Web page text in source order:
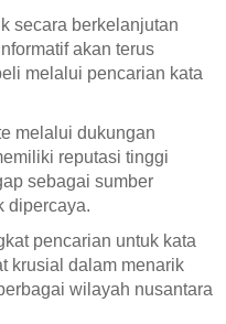
secara berkelanjutan
akan terus
melalui pencarian kata
melalui dukungan
reputasi tinggi
sebagai sumber
dipercaya.
pencarian untuk kata
krusial dalam menarik
wilayah nusantara